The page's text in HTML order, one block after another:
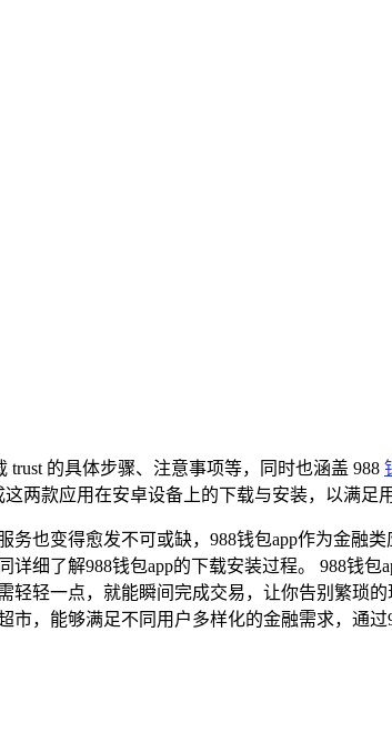
的具体步骤、注意事项等，同时也涵盖 988
两款应用在安卓设备上的下载与安装，以满足
也变得愈发不可或缺，988钱包app作为金融
细了解988钱包app的下载安装过程。 988钱包
轻一点，就能瞬间完成交易，让你告别繁琐
，能够满足不同用户多样化的金融需求，通过